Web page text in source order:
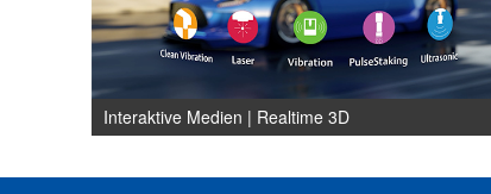
Interaktive Medien | Realtime 3D